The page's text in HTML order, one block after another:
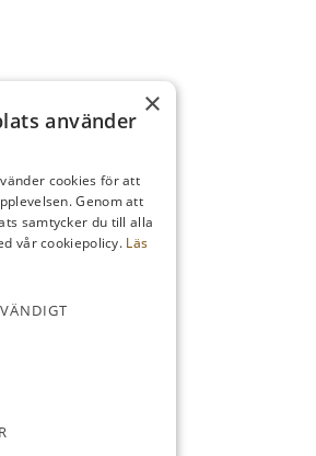
85
50
×
använder
cookies för att
Genom att
samtycker du till alla
vår cookiepolicy. Läs